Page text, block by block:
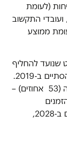
(לעומת
ועובדי התקשוב
(לעומת ממוצע
שנועד להחליף
את המערכת הקונסולרית הקיימת תוכנן להסתיים ב-2019.
נכון ליולי 2024 בוצעה רק כמחצית התכולה (53 אחוזים) –
המעודכנים הוא צפוי להסתיים לכל המוקדם ב-2028,